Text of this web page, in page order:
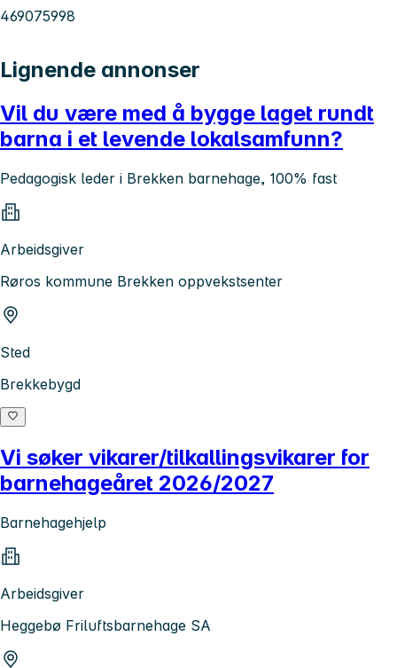
469075998
Lignende annonser
Vil du være med å bygge laget rundt
barna i et levende lokalsamfunn?
Pedagogisk leder i Brekken barnehage, 100% fast
Arbeidsgiver
Røros kommune Brekken oppvekstsenter
Sted
Brekkebygd
Vi søker vikarer/tilkallingsvikarer for
barnehageåret 2026/2027
Barnehagehjelp
Arbeidsgiver
Heggebø Friluftsbarnehage SA